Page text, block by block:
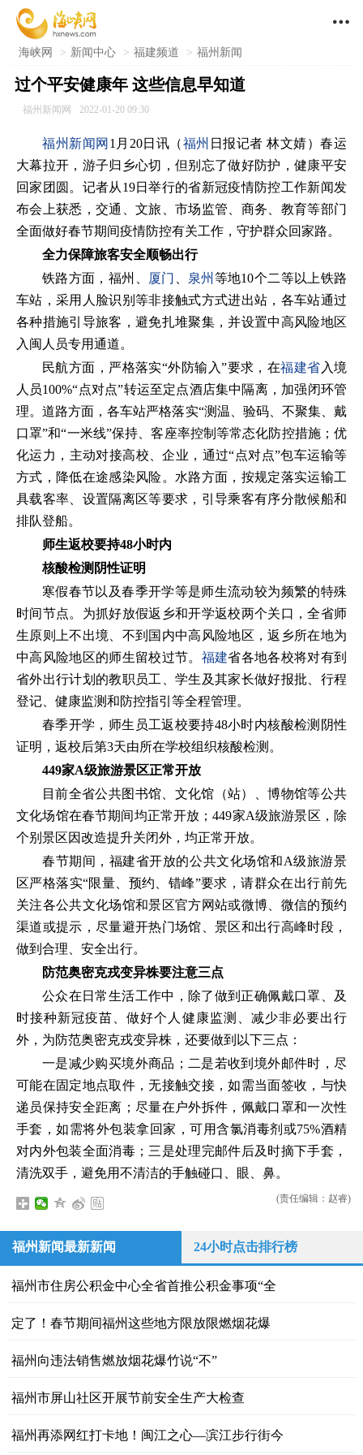

海峡网 > 新闻中心 > 福建频道 > 福州新闻
过个平安健康年 这些信息早知道
福州新闻网 2022-01-20 09:30
福州新闻网 1月20日讯（福州 日报记者 林文婧）春运
大幕拉开，游子归乡心切，但别忘了做好防护，健康平安
回家团圆。记者从19日举行的省新冠疫情防控工作新闻发
布会上获悉，交通、文旅、市场监管、商务、教育等部门
全面做好春节期间疫情防控有关工作，守护群众回家路。
全力保障旅客安全顺畅出行
铁路方面，福州、
厦门 泉州 等地10个二等以上铁路
车站，采用人脸识别等非接触式方式进出站，各车站通过
各种措施引导旅客，避免扎堆聚集，并设置中高风险地区
入闽人员专用通道。
民航方面，严格落实“外防输入”要求，在福建省 入境
人员100%“点对点”转运至定点酒店集中隔离，加强闭环管
理。道路方面，各车站严格落实“测温、验码、不聚集、戴
口罩”和“一米线”保持、客座率控制等常态化防控措施；优
化运力，主动对接高校、企业，通过“点对点”包车运输等
方式，降低在途感染风险。水路方面，按规定落实运输工
具载客率、设置隔离区等要求，引导乘客有序分散候船和
排队登船。
师生返校要持48小时内
核酸检测阴性证明
寒假春节以及春季开学等是师生流动较为频繁的特殊
时间节点。为抓好放假返乡和开学返校两个关口，全省师
生原则上不出境、不到国内中高风险地区，返乡所在地为
中高风险地区的师生留校过节。 福建省各地各校将对有到
省外出行计划的教职员工、学生及其家长做好报批、行程
登记、健康监测和防控指引等全程管理。
春季开学，师生员工返校要持48小时内核酸检测阴性
证明，返校后第3天由所在学校组织核酸检测。
449家A级旅游景区正常开放
目前全省公共图书馆、文化馆（站）、博物馆等公共
文化场馆在春节期间均正常开放；449家A级旅游景区，除
个别景区因改造提升关闭外，均正常开放。
春节期间，福建省开放的公共文化场馆和A级旅游景
区严格落实“限量、预约、错峰”要求，请群众在出行前先
关注各公共文化场馆和景区官方网站或微博、微信的预约
渠道或提示，尽量避开热门场馆、景区和出行高峰时段，
做到合理、安全出行。
防范奥密克戎变异株要注意三点
公众在日常生活工作中，除了做到正确佩戴口罩、及
时接种新冠疫苗、做好个人健康监测、减少非必要出行
外，为防范奥密克戎变异株，还要做到以下三点：
一是减少购买境外商品；二是若收到境外邮件时，尽
可能在固定地点取件，无接触交接，如需当面签收，与快
递员保持安全距离；尽量在户外拆件，佩戴口罩和一次性
手套，如需将外包装拿回家，可用含氯消毒剂或75%酒精
对内外包装全面消毒；三是处理完邮件后及时摘下手套，
清洗双手，避免用不清洁的手触碰口、眼、鼻。
(责任编辑：赵睿)
福州新闻最新新闻 24小时点击排行榜
福州市住房公积金中心全省首推公积金事项“全
定了！​春节期间福州这些地方限放限燃烟花爆
福州向违法销售燃放烟花爆竹说“不”
福州市屏山社区开展节前安全生产大检查
福州再添网红打卡地！闽江之心—滨江步行街今